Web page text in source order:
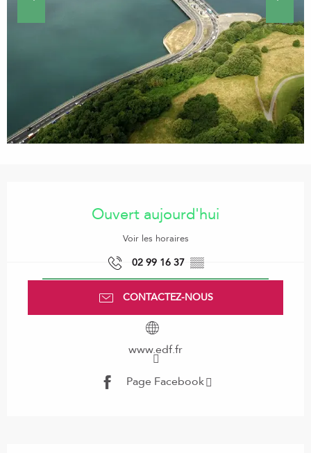
Ouvert aujourd'hui
Voir les horaires
02 99 16 37 ▒▒
CONTACTEZ-NOUS
www.edf.fr
Page Facebook